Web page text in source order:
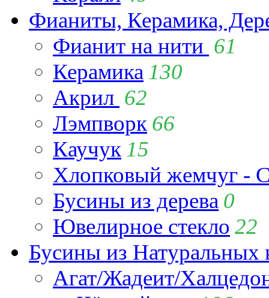
Фианиты, Керамика,
Фианит на нити 61
Керамика 130
Акрил 62
Лэмпворк 66
Каучук 15
Хлопковый жемчуг -
Бусины из дерева 0
Ювелирное стекло 22
Бусины из Натуральных
Агат/Жадеит/